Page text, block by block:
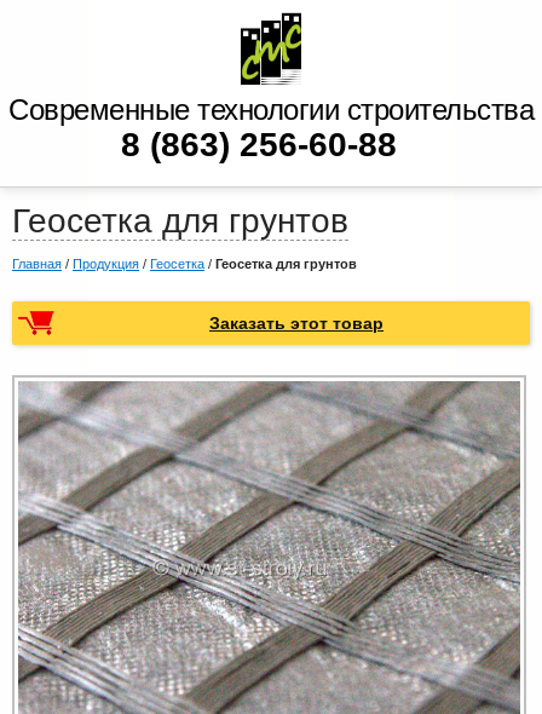
Современные технологии строительства
8 (863) 256-60-88
Геосетка для грунтов
Главная / Продукция / Геосетка / Геосетка для грунтов
Заказать этот товар